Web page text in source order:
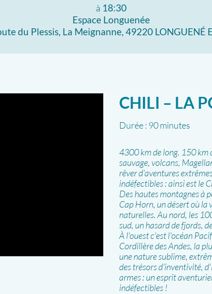
à 18:30
Espace Longuenée
du Plessis, La Meignanne, 49220 LONGUENÉ
CHILI – LA
Durée : 90 minutes
4300 km de long. 150 km
sauvage, volcans,
rêver d'aventures
indéfectibles : ainsi est le
Des hautes montagnes à
Cap Horn, un désert où la
naturelles. Au nord, les
sud, un hasard de fjords,
À l'ouest c'est l'océan
Cordillère des Andes, la
une nature sublime,
des trésors d’inventivité,
armes : un esprit
indéfectibles !